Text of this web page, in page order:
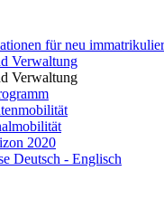
für neu
Verwaltung
Verwaltung
2020
Deutsch - Englisch